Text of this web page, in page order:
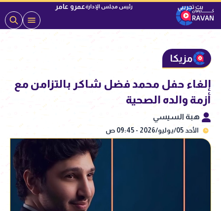
رئيس مجلس الإدارةعمرو عامر
مزيكا
إلغاء حفل محمد فضل شاكر بالتزامن مع
أزمة والده الصحية
هبة السيسي
الأحد 05/يوليو/2026 - 09:45 ص